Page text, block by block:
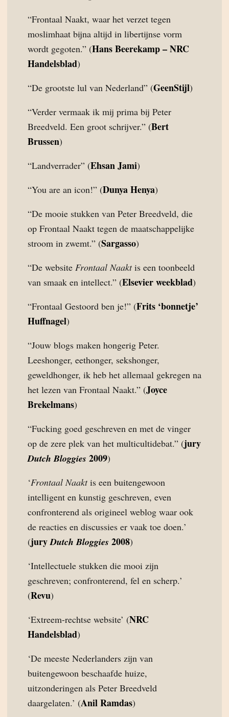
“Frontaal Naakt, waar het verzet tegen
moslimhaat bijna altijd in libertijnse vorm
wordt gegoten.” (Hans Beerekamp – NRC
Handelsblad)
“De grootste lul van Nederland” (GeenStijl)
“Verder vermaak ik mij prima bij Peter
Breedveld. Een groot schrijver.” (Bert
Brussen)
“Landverrader” (Ehsan Jami)
“You are an icon!” (Dunya Henya)
“De mooie stukken van Peter Breedveld, die
op Frontaal Naakt tegen de maatschappelijke
stroom in zwemt.” (Sargasso)
“De website Frontaal Naaktis een toonbeeld
van smaak en intellect.” (Elsevier weekblad)
“Frontaal Gestoord ben je!” (Frits ‘bonnetje’
Huffnagel)
“Jouw blogs maken hongerig Peter.
Leeshonger, eethonger, sekshonger,
geweldhonger, ik heb het allemaal gekregen na
het lezen van Frontaal Naakt.” (Joyce
Brekelmans)
“Fucking goed geschreven en met de vinger
op de zere plek van het multicultidebat.” (jury
Dutch Bloggies 2009)
‘Frontaal Naaktis een buitengewoon
intelligent en kunstig geschreven, even
confronterend als origineel weblog waar ook
de reacties en discussies er vaak toe doen.’
(juryDutch Bloggies 2008)
‘Intellectuele stukken die mooi zijn
geschreven; confronterend, fel en scherp.’
(Revu)
‘Extreem-rechtse website’ (NRC
Handelsblad)
‘De meeste Nederlanders zijn van
buitengewoon beschaafde huize,
uitzonderingen als Peter Breedveld
daargelaten.’ (Anil Ramdas)